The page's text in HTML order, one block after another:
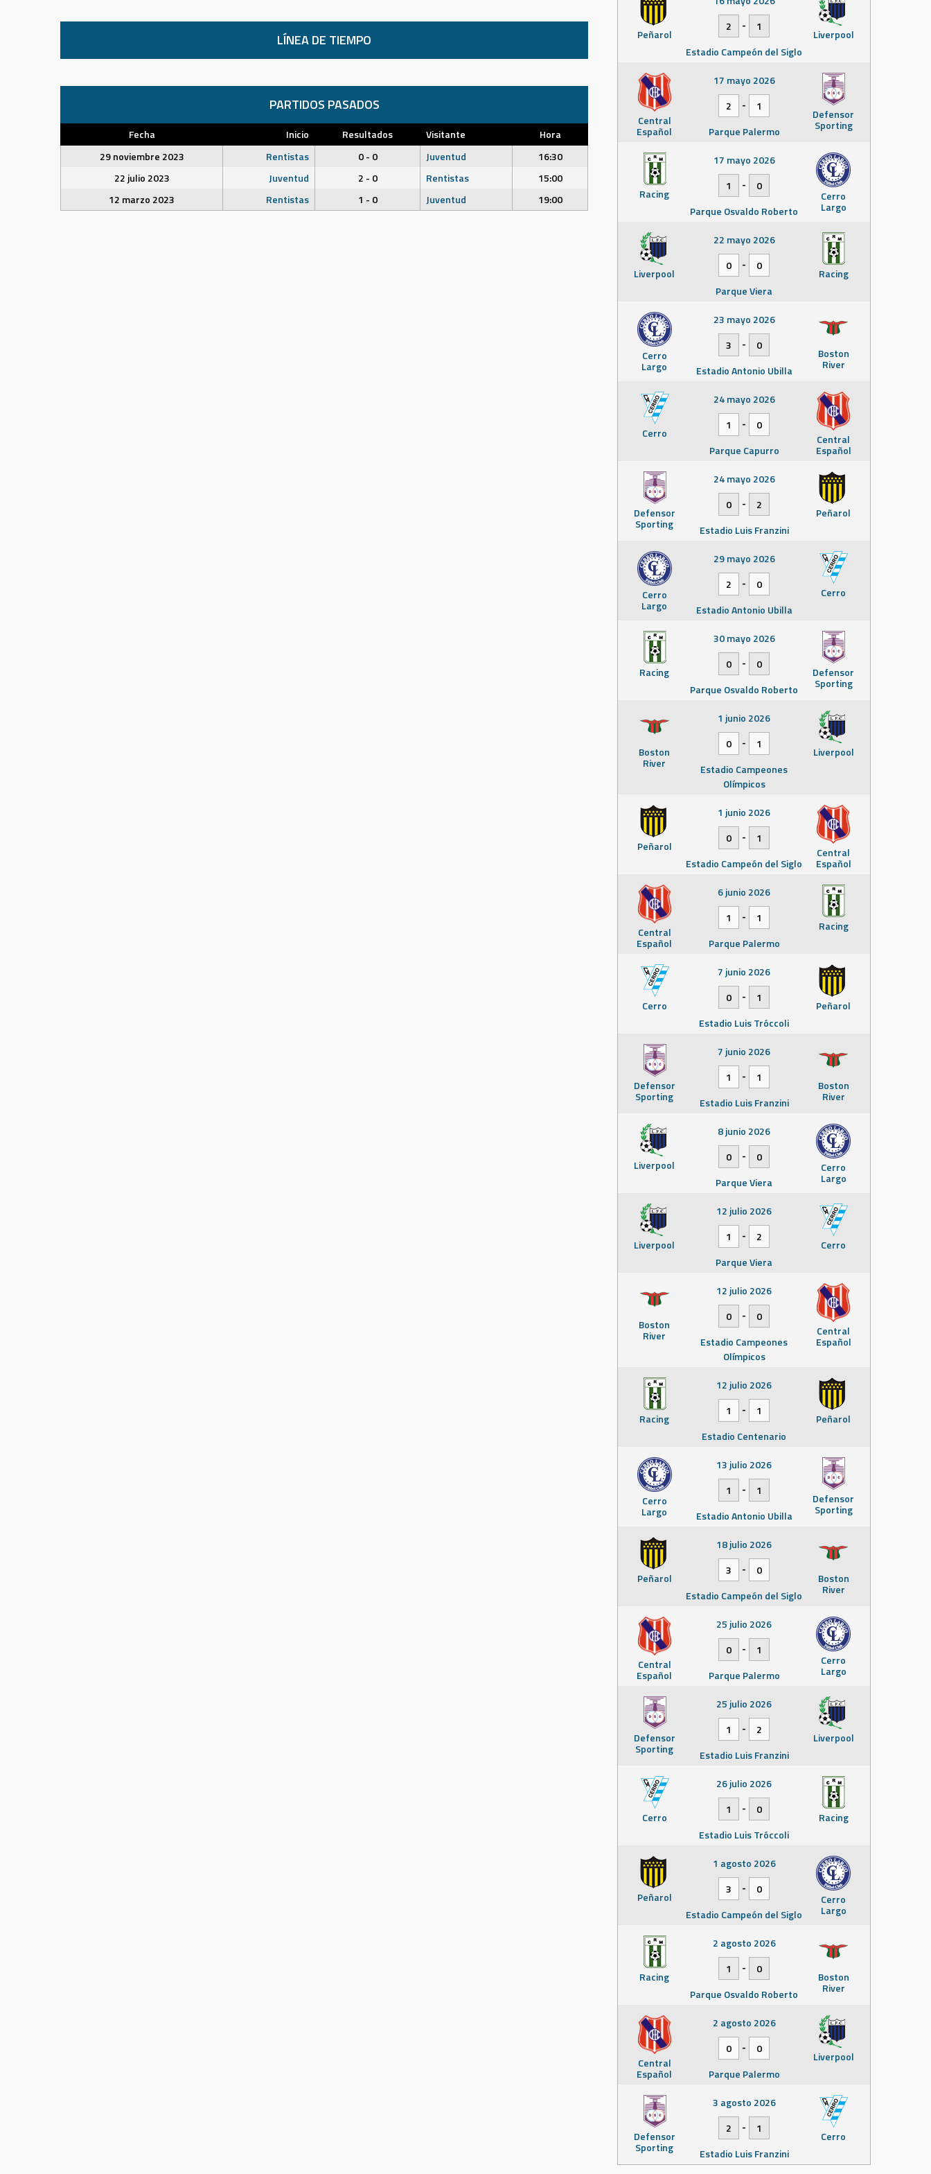
LÍNEA DE TIEMPO
PARTIDOS PASADOS
Fecha Inicio Resultados Visitante
Hora
29 noviembre 2023
Rentistas 0 - 0 Juventud
16:30
22 julio 2023
Juventud 2 - 0 Rentistas
15:00
12 marzo 2023
Rentistas 1 - 0 Juventud 19:00
Peñarol Liverpool
2
-
1
Estadio Campeón del Siglo
Central
Español
Defensor
Sporting
17 mayo 2026
2
-
1
Parque Palermo
Racing Cerro
Largo
17 mayo 2026
1
-
0
Parque Osvaldo Roberto
Liverpool Racing
22 mayo 2026
0
-
0
Parque Viera
Cerro
Largo
Boston
River
23 mayo 2026
3
-
0
Estadio Antonio Ubilla
Cerro Central
Español
24 mayo 2026
1
-
0
Parque Capurro
Defensor
Sporting
Peñarol
24 mayo 2026
0
-
2
Estadio Luis Franzini
Cerro
Largo
Cerro
29 mayo 2026
2
-
0
Estadio Antonio Ubilla
Racing Defensor
Sporting
30 mayo 2026
0
-
0
Parque Osvaldo Roberto
Boston
River
Liverpool
1 junio 2026
0
-
1
Estadio Campeones
Olímpicos
Peñarol Central
Español
1 junio 2026
0
-
1
Estadio Campeón del Siglo
Central
Español
Racing
6 junio 2026
1
-
1
Parque Palermo
Cerro Peñarol
7 junio 2026
0
-
1
Estadio Luis Tróccoli
Defensor
Sporting
Boston
River
7 junio 2026
1
-
1
Estadio Luis Franzini
Liverpool Cerro
Largo
8 junio 2026
0
-
0
Parque Viera
Liverpool Cerro
12 julio 2026
1
-
2
Parque Viera
Boston
River Central
Español
12 julio 2026
0
-
0
Estadio Campeones
Olímpicos
Racing Peñarol
12 julio 2026
1
-
1
Estadio Centenario
Cerro
Largo
Defensor
Sporting
13 julio 2026
1
-
1
Estadio Antonio Ubilla
Peñarol Boston
River
18 julio 2026
3
-
0
Estadio Campeón del Siglo
Central
Español
Cerro
Largo
25 julio 2026
0
-
1
Parque Palermo
Defensor
Sporting
Liverpool
25 julio 2026
1
-
2
Estadio Luis Franzini
Cerro Racing
26 julio 2026
1
-
0
Estadio Luis Tróccoli
Peñarol Cerro
Largo
1 agosto 2026
3
-
0
Estadio Campeón del Siglo
Racing Boston
River
2 agosto 2026
1
-
0
Parque Osvaldo Roberto
Central
Español
Liverpool
2 agosto 2026
0
-
0
Parque Palermo
Defensor
Sporting
Cerro
3 agosto 2026
2
-
1
Estadio Luis Franzini